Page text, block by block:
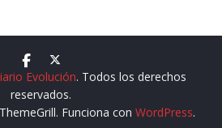
Evolución. Todos los derechos
reservados.
Funciona con WordPress.